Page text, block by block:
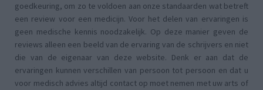
goedkeuring, om zo te voldoen aan onze standaarden wat betreft
een review voor een medicijn. Voor het delen van ervaringen is
geen medische kennis noodzakelijk. Op deze manier geven de
reviews alleen een beeld van de ervaring van de schrijvers en niet
die van de eigenaar van deze website. Denk er aan dat de
ervaringen kunnen verschillen van persoon tot persoon en dat u
voor medisch advies altijd contact op moet nemen met uw arts of